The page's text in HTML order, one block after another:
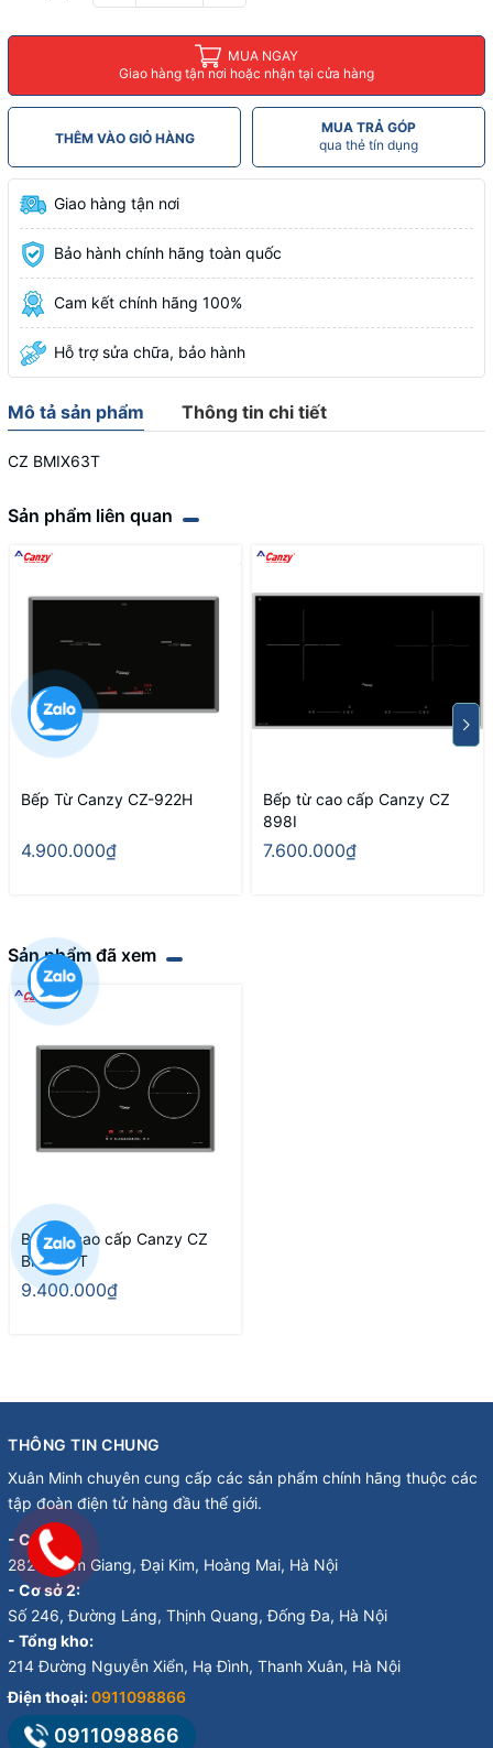
MUA NGAY
Giao hàng tận nơi hoặc nhận tại cửa hàng
THÊM VÀO GIỎ HÀNG
MUA TRẢ GÓP
qua thẻ tín dụng
Giao hàng tận nơi
Bảo hành chính hãng toàn quốc
Cam kết chính hãng 100%
Hỗ trợ sửa chữa, bảo hành
Mô tả sản phẩm Thông tin chi tiết
CZ BMIX63T
Sản phẩm liên quan
Bếp Từ Canzy CZ-922H
4.900.000₫
Bếp từ cao cấp Canzy CZ
898I
7.600.000₫
Sản phẩm đã xem
Bếp từ cao cấp Canzy CZ
BMIX63T
9.400.000₫
THÔNG TIN CHUNG
Xuân Minh chuyên cung cấp các sản phẩm chính hãng thuộc các
tập đoàn điện tử hàng đầu thế giới.
- Cơ sở 1:
282 Đ. Kim Giang, Đại Kim, Hoàng Mai, Hà Nội
- Cơ sở 2:
Số 246, Đường Láng, Thịnh Quang, Đống Đa, Hà Nội
- Tổng kho:
214 Đường Nguyễn Xiển, Hạ Đình, Thanh Xuân, Hà Nội
Điện thoại:0911098866
0911098866